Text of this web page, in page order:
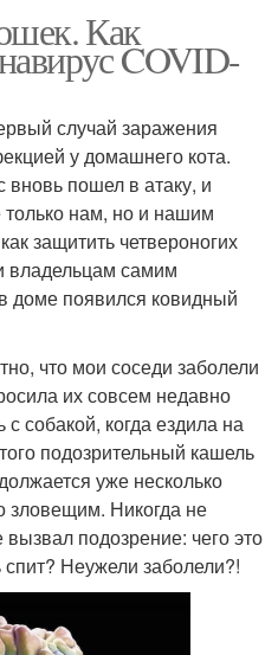
Как
COVID-
случай заражения
у домашнего кота.
пошел в атаку, и
только нам, но и нашим
защитить четвероногих
владельцам самим
доме появился ковидный
что мои соседи заболели
их совсем недавно
собакой, когда ездила на
подозрительный кашель
уже несколько
зловещим. Никогда не
подозрение: чего это
Неужели заболели?!